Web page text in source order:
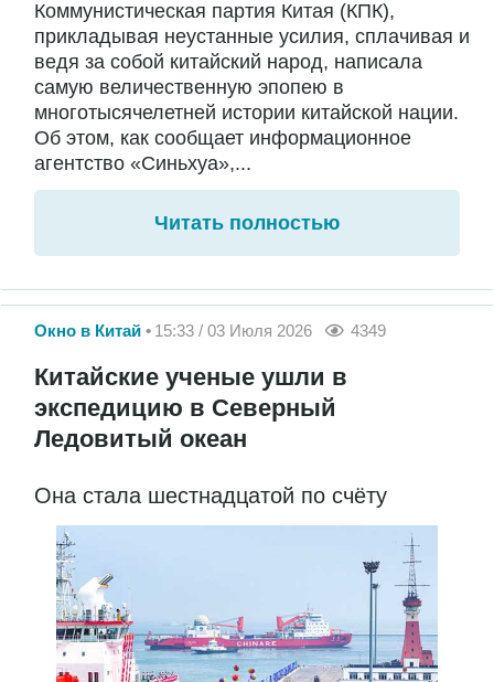
Коммунистическая партия Китая (КПК),
прикладывая неустанные усилия, сплачивая и
ведя за собой китайский народ, написала
самую величественную эпопею в
многотысячелетней истории китайской нации.
Об этом, как сообщает информационное
агентство «Синьхуа»,...
Читать полностью
Окно в Китай 15:33 / 03 Июля 2026 4349
Китайские ученые ушли в
экспедицию в Северный
Ледовитый океан
Она стала шестнадцатой по счёту